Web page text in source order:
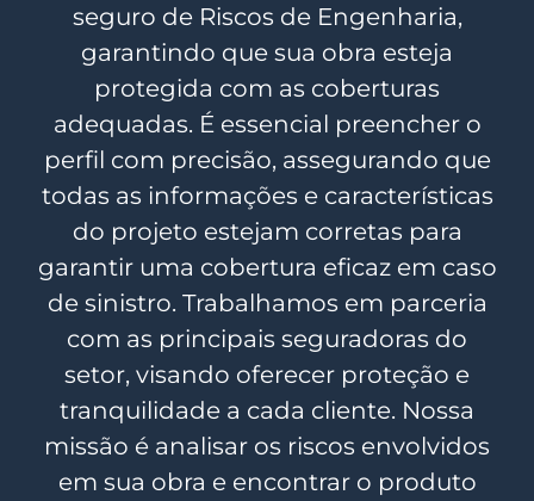
seguro de Riscos de Engenharia,
garantindo que sua obra esteja
protegida com as coberturas
adequadas. É essencial preencher o
perfil com precisão, assegurando que
todas as informações e características
do projeto estejam corretas para
garantir uma cobertura eficaz em caso
de sinistro. Trabalhamos em parceria
com as principais seguradoras do
setor, visando oferecer proteção e
tranquilidade a cada cliente. Nossa
missão é analisar os riscos envolvidos
em sua obra e encontrar o produto